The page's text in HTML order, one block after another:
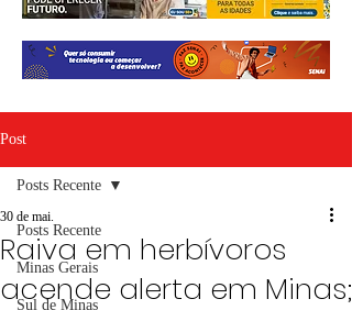
Post
Posts Recente
Minas Gerais
Sul de Minas
Posts Recente
Raiva em herbívoros
acende alerta em Minas;
30 de mai.